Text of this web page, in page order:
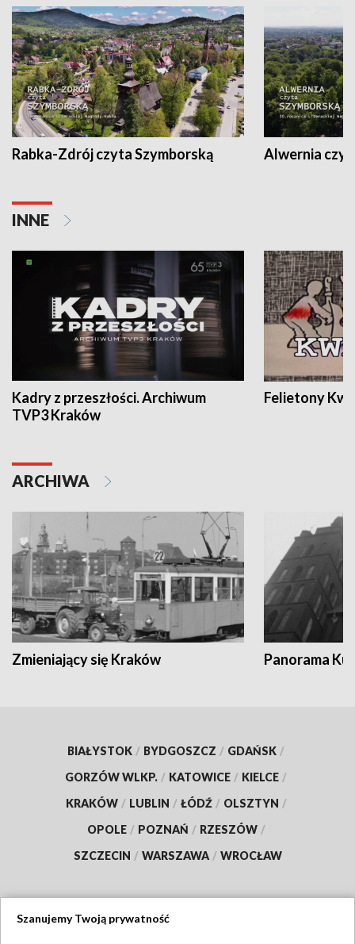
Rabka-Zdrój czyta Szymborską Alwernia
INNE
Kadry z przeszłości. Archiwum
TVP3 Kraków
Felietony
ARCHIWA
Zmieniający się Kraków Panorama
BIAŁYSTOK / BYDGOSZCZ / GDAŃSK /
GORZÓW WLKP. / KATOWICE / KIELCE /
KRAKÓW / LUBLIN / ŁÓDŹ / OLSZTYN /
OPOLE / POZNAŃ / RZESZÓW /
SZCZECIN / WARSZAWA / WROCŁAW
Szanujemy Twoją prywatność